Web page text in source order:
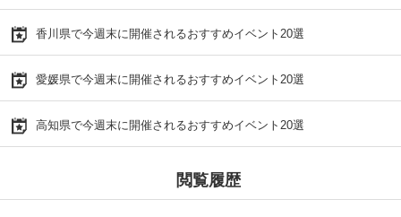
香川県で今週末に開催されるおすすめイベント20選
愛媛県で今週末に開催されるおすすめイベント20選
高知県で今週末に開催されるおすすめイベント20選
閲覧履歴